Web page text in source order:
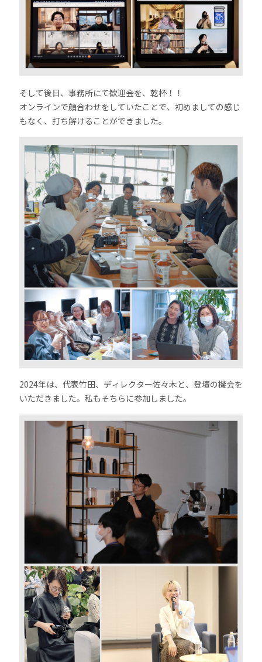
そして後日、事務所にて歓迎会を、乾杯！！
オンラインで顔合わせをしていたことで、初めましての感じ
もなく、打ち解けることができました。
2024年は、代表竹田、ディレクター佐々木と、登壇の機会を
いただきました。私もそちらに参加しました。